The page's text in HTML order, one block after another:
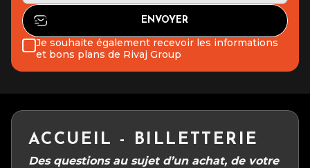
Je souhaite également recevoir les informations
et bons plans de Rivaj Group
ACCUEIL - BILLETTERIE
Des questions au sujet d’un achat, de votre